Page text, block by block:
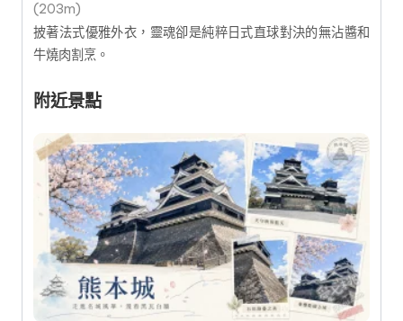
(203m)
披著法式優雅外衣，靈魂卻是純粹日式直球對決的無沾醬和
牛燒肉割烹。
附近景點